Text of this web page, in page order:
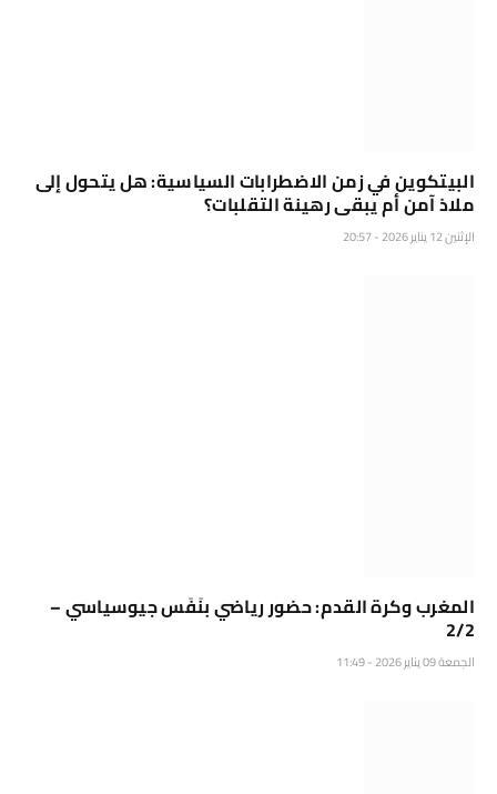
البيتكوين في زمن الاضطرابات السياسية: هل يتحول إلى
ملاذ آمن أم يبقى رهينة التقلبات؟
الإثنين 12 يناير 2026 - 20:57
المغرب وكرة القدم: حضور رياضي بنَفَس جيوسياسي –
2/2
الجمعة 09 يناير 2026 - 11:49